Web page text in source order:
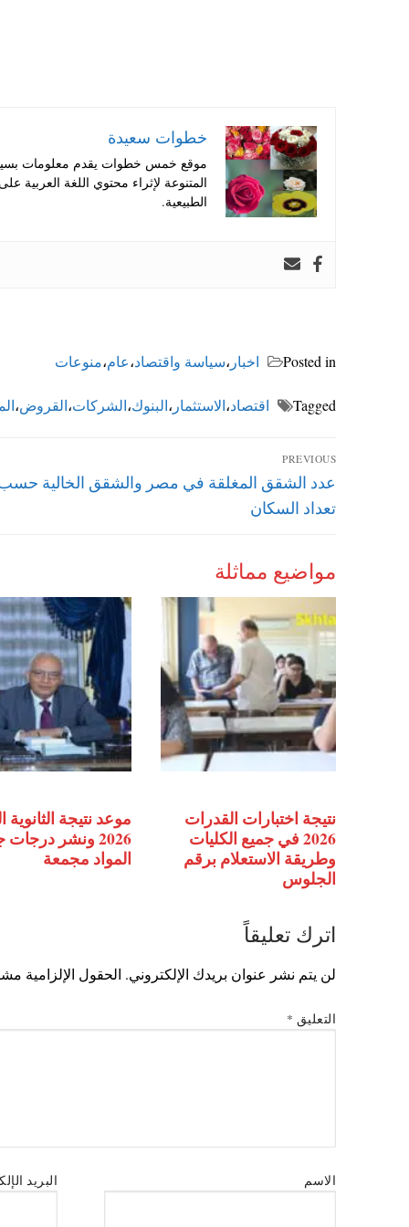
خطوات سعيدة
موقع خمس خطوات يقدم معلومات
المتنوعة لإثراء محتوي اللغة العربية
الطبيعية.
Posted in اخبار ،سياسة واقتصاد،عام،منوعات
Tagged اقتصاد،الاستثمار ،البنوك،الشركات،القروض،
تصفّح
المقالات
PREVIOUS
Previous
post:
عدد الشقق المغلقة في مصر والشقق الخالية حسب
تعداد السكان
مواضيع مماثلة
نتيجة اختبارات القدرات
2026 في جميع الكليات
وطريقة الاستعلام برقم
الجلوس
موعد نتيجة الثانوية
2026 ونشر
المواد مجمعة
اترك تعليقاً
لن يتم نشر عنوان بريدك الإلكتروني. الحقول الإلزامية
التعليق *
الاسم البريد